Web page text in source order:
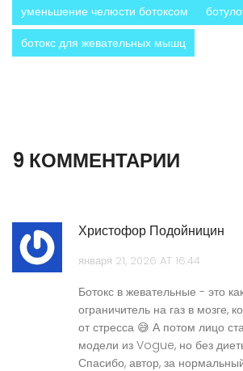
уменьшение челюсти ботоксом
ботокс для жевательных мышц
9 КОММЕНТАРИИ
Христофор Подойницин
января 21, 2026 AT 16:44
Ботокс в жевательные - это
ограничитель на газ в мозге,
от стресса 😅 А потом лицо
модели из Vogue, но без
Спасибо, автор, за